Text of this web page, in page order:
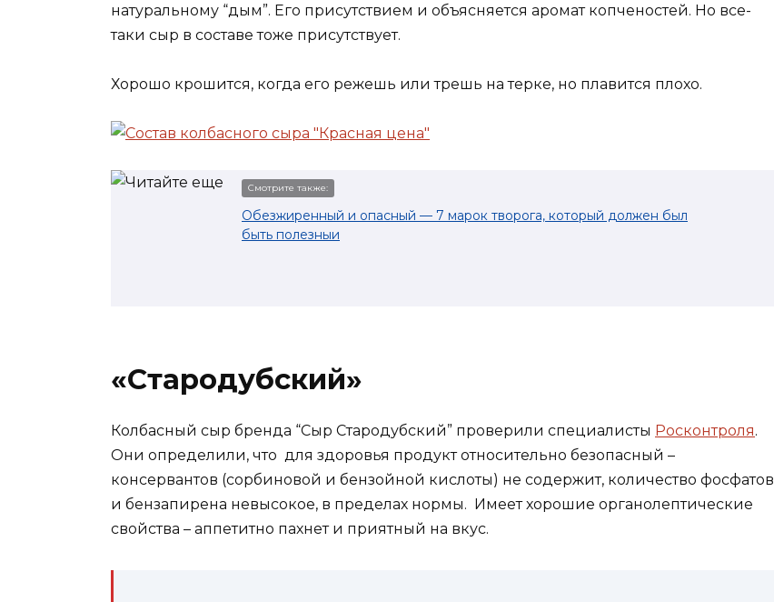
натуральному “дым”. Его присутствием и объясняется аромат копченостей. Но все-
таки сыр в составе тоже присутствует.
Хорошо крошится, когда его режешь или трешь на терке, но плавится плохо.
Смотрите также:
Обезжиренный и опасный — 7 марок творога, который должен был
быть полезныи
«Стародубский»
Колбасный сыр бренда “Сыр Стародубский” проверили специалисты Росконтроля.
Они определили, что для здоровья продукт относительно безопасный –
консервантов (сорбиновой и бензойной кислоты) не содержит, количество фосфатов
и бензапирена невысокое, в пределах нормы. Имеет хорошие органолептические
свойства – аппетитно пахнет и приятный на вкус.